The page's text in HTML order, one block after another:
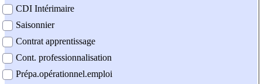
CDI Intérimaire
Saisonnier
Contrat apprentissage
Cont. professionnalisation
Prépa.opérationnel.emploi